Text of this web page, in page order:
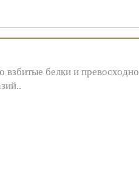
взбитые белки и превосходно